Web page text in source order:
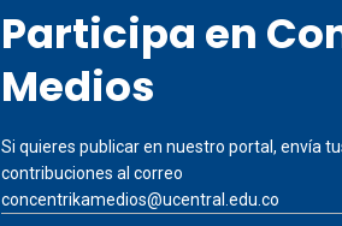
Participa en
Medios
Si quieres publicar en nuestro portal, envía
contribuciones al correo
concentrikamedios@ucentral.edu.co